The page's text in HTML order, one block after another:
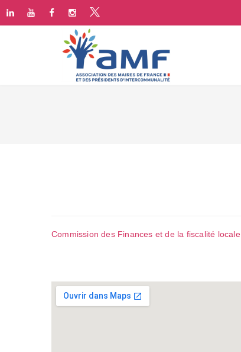
Commission des Finances et de la fiscalité locale